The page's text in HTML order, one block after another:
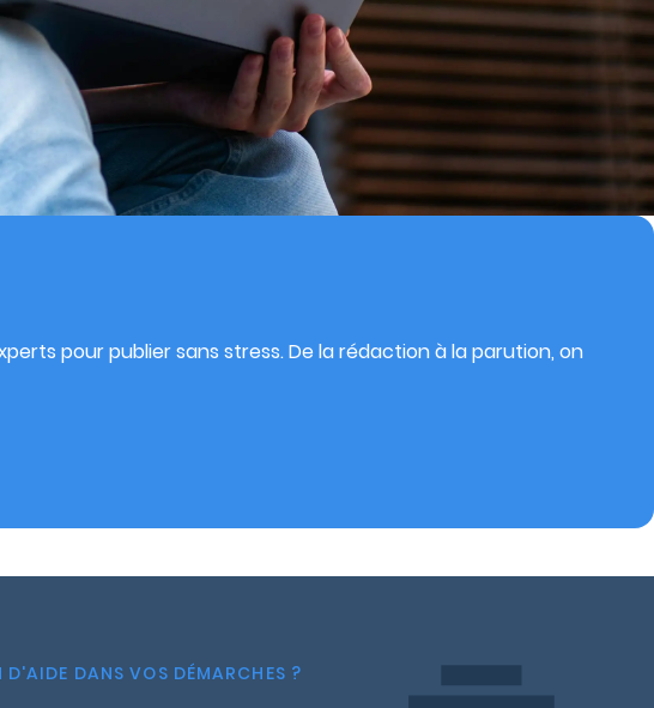
pour publier sans stress. De la rédaction à la parution, on
D'AIDE DANS VOS DÉMARCHES ?